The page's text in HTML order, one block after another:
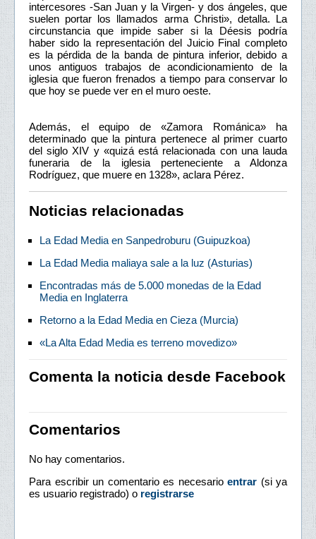
intercesores -San Juan y la Virgen- y dos ángeles, que
suelen portar los llamados arma Christi», detalla. La
circunstancia que impide saber si la Déesis podría
haber sido la representación del Juicio Final completo
es la pérdida de la banda de pintura inferior, debido a
unos antiguos trabajos de acondicionamiento de la
iglesia que fueron frenados a tiempo para conservar lo
que hoy se puede ver en el muro oeste.
Además, el equipo de «Zamora Románica» ha
determinado que la pintura pertenece al primer cuarto
del siglo XIV y «quizá está relacionada con una lauda
funeraria de la iglesia perteneciente a Aldonza
Rodríguez, que muere en 1328», aclara Pérez.
Noticias relacionadas
La Edad Media en Sanpedroburu (Guipuzkoa)
La Edad Media maliaya sale a la luz (Asturias)
Encontradas más de 5.000 monedas de la Edad
Media en Inglaterra
Retorno a la Edad Media en Cieza (Murcia)
«La Alta Edad Media es terreno movedizo»
Comenta la noticia desde Facebook
Comentarios
No hay comentarios.
Para escribir un comentario es necesario entrar (si ya
es usuario registrado) o registrarse